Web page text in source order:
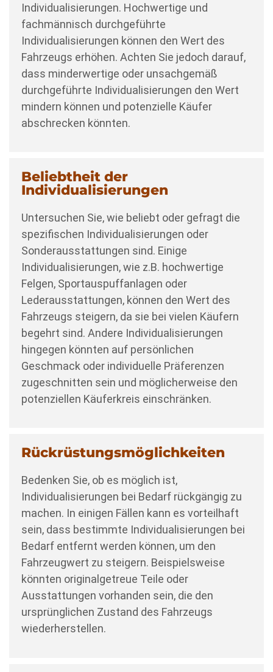
Individualisierungen. Hochwertige und
fachmännisch durchgeführte
Individualisierungen können den Wert des
Fahrzeugs erhöhen. Achten Sie jedoch darauf,
dass minderwertige oder unsachgemäß
durchgeführte Individualisierungen den Wert
mindern können und potenzielle Käufer
abschrecken könnten.
Beliebtheit der
Individualisierungen
Untersuchen Sie, wie beliebt oder gefragt die
spezifischen Individualisierungen oder
Sonderausstattungen sind. Einige
Individualisierungen, wie z.B. hochwertige
Felgen, Sportauspuffanlagen oder
Lederausstattungen, können den Wert des
Fahrzeugs steigern, da sie bei vielen Käufern
begehrt sind. Andere Individualisierungen
hingegen könnten auf persönlichen
Geschmack oder individuelle Präferenzen
zugeschnitten sein und möglicherweise den
potenziellen Käuferkreis einschränken.
Rückrüstungsmöglichkeiten
Bedenken Sie, ob es möglich ist,
Individualisierungen bei Bedarf rückgängig zu
machen. In einigen Fällen kann es vorteilhaft
sein, dass bestimmte Individualisierungen bei
Bedarf entfernt werden können, um den
Fahrzeugwert zu steigern. Beispielsweise
könnten originalgetreue Teile oder
Ausstattungen vorhanden sein, die den
ursprünglichen Zustand des Fahrzeugs
wiederherstellen.